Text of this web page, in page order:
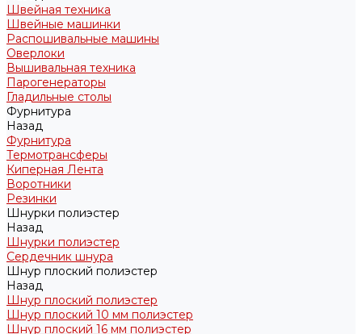
Швейная техника
Швейные машинки
Распошивальные машины
Оверлоки
Вышивальная техника
Парогенераторы
Гладильные столы
Фурнитура
Назад
Фурнитура
Термотрансферы
Киперная Лента
Воротники
Резинки
Шнурки полиэстер
Назад
Шнурки полиэстер
Сердечник шнура
Шнур плоский полиэстер
Назад
Шнур плоский полиэстер
Шнур плоский 10 мм полиэстер
Шнур плоский 16 мм полиэстер